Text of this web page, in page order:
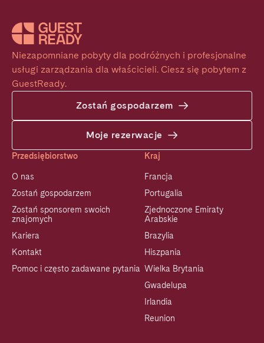
Niezapomniane pobyty dla podróżnych i profesjonalne
usługi zarządzania dla właścicieli. Ciesz się pobytem z
GuestReady.
Zostań gospodarzem
Moje rezerwacje
Przedsiębiorstwo
O nas
Zostań gospodarzem
Zostań sponsorem swoich
znajomych
Kariera
Kontakt
Pomoc i często zadawane pytania
Kraj
Francja
Portugalia
Zjednoczone Emiraty
Arabskie
Brazylia
Hiszpania
Wielka Brytania
Gwadelupa
Irlandia
Reunion